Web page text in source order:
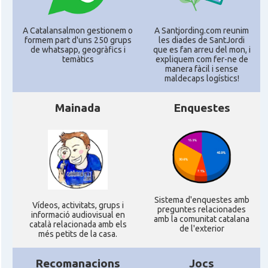
CAMON Catalans a Koeln - Köln - Colonia
CAMON Catalans a MANNHEIM
CAMON Catalans a NURNBERG
CAMON Catalans a OLDENBURG
A Catalansalmon gestionem o
formem part d'uns 250 grups
de whatsapp, geogràfics i
temàtics
A Santjording.com reunim
les diades de SantJordi
que es fan arreu del mon, i
expliquem com fer-ne de
manera fàcil i sense
maldecaps logí­stics!
Mainada
Ví­deos, activitats, grups i
informació audiovisual en
català relacionada amb els
més petits de la casa.
Enquestes
Sistema d'enquestes amb
preguntes relacionades
amb la comunitat catalana
de l'exterior
Recomanacions Jocs